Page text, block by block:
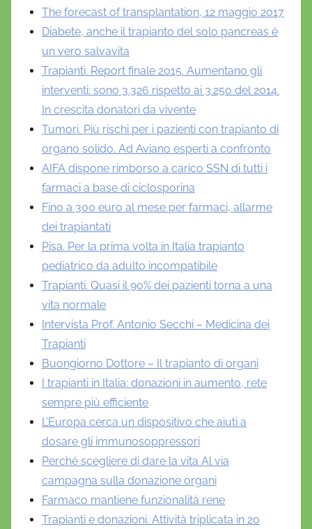
The forecast of transplantation, 12 maggio 2017
Diabete, anche il trapianto del solo pancreas è
un vero salvavita
Trapianti. Report finale 2015. Aumentano gli
interventi: sono 3.326 rispetto ai 3.250 del 2014.
In crescita donatori da vivente
Tumori. Più rischi per i pazienti con trapianto di
organo solido. Ad Aviano esperti a confronto
AIFA dispone rimborso a carico SSN di tutti i
farmaci a base di ciclosporina
Fino a 300 euro al mese per farmaci, allarme
dei trapiantati
Pisa. Per la prima volta in Italia trapianto
pediatrico da adulto incompatibile
Trapianti. Quasi il 90% dei pazienti torna a una
vita normale
Intervista Prof. Antonio Secchi – Medicina dei
Trapianti
Buongiorno Dottore – Il trapianto di organi
I trapianti in Italia: donazioni in aumento, rete
sempre più efficiente
L’Europa cerca un dispositivo che aiuti a
dosare gli immunosoppressori
Perché scegliere di dare la vita Al via
campagna sulla donazione organi
Farmaco mantiene funzionalità rene
Trapianti e donazioni. Attività triplicata in 20